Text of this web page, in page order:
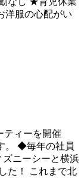
洋服の心配がい
ティーを開催
。 ◆毎年の社員
ズニーシーと横浜
た！ これまで北